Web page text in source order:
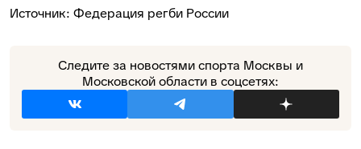
Источник: Федерация регби России
Следите за новостями спорта Москвы и
Московской области в соцсетях: